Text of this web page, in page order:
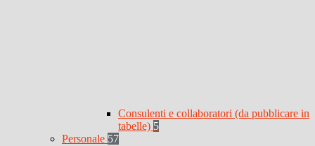
Consulenti e collaboratori (da pubblicare in
tabelle) 5
Personale 57